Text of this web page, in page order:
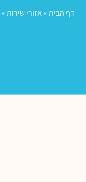
דף הבית»אזורי שירות»